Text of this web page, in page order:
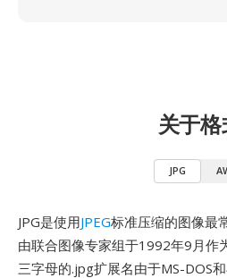
关于
JPG
JPG是使用JPEG标准压缩的图像最
由联合图像专家组于1992年9月作
三字母的.jpg扩展名由于MS-DOS